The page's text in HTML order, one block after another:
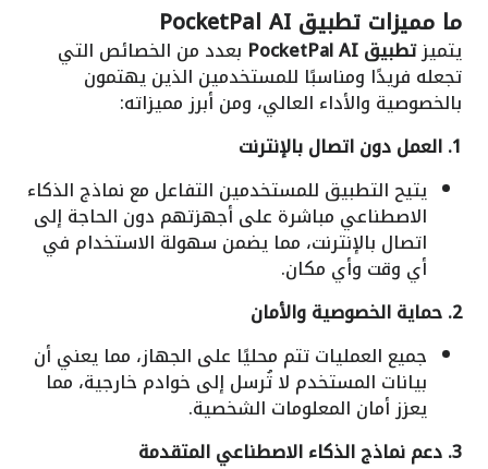
ما مميزات تطبيق PocketPal AI
يتميزتطبيق PocketPal AI بعدد من الخصائص التي
تجعله فريدًا ومناسبًا للمستخدمين الذين يهتمون
بالخصوصية والأداء العالي، ومن أبرز مميزاته:
1. العمل دون اتصال بالإنترنت
يتيح التطبيق للمستخدمين التفاعل مع نماذج الذكاء
الاصطناعي مباشرة على أجهزتهم دون الحاجة إلى
اتصال بالإنترنت، مما يضمن سهولة الاستخدام في
أي وقت وأي مكان.
2. حماية الخصوصية والأمان
جميع العمليات تتم محليًا على الجهاز، مما يعني أن
بيانات المستخدم لا تُرسل إلى خوادم خارجية، مما
يعزز أمان المعلومات الشخصية.
3. دعم نماذج الذكاء الاصطناعي المتقدمة